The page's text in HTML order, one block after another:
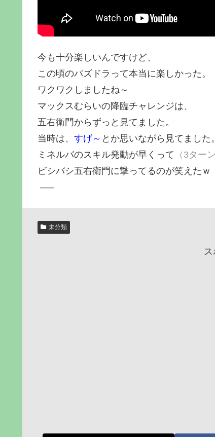
今も十分楽しいんですけど、
この頃のパズドラって本当に楽しかった。
ワクワクしましたね～
マックスむらいの降臨チャレンジは、
五右衛門からずっと見てました。
当時は、 すげ～ とか思いながら見てました。
ミネルバのスキル発動が早くって （3ターン
ビシバシ五右衛門に撃ってるのが笑えたｗ
—–
未分類
ス